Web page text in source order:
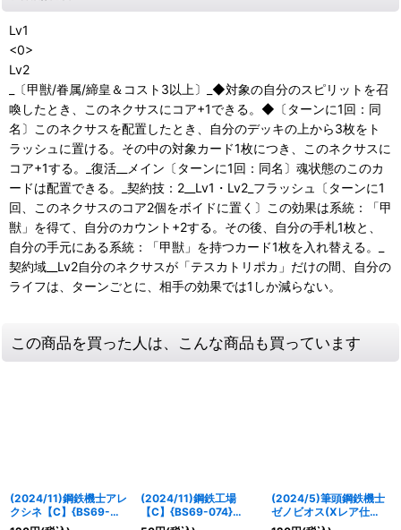
Lv1
<0>
Lv2
_〔甲獣/眷属/締皇＆コスト3以上〕_◆対象の自分のスピリットを召
喚したとき、このネクサスにコア+1できる。◆〔ターンに1回：同
名〕このネクサスを配置したとき、自分のデッキの上から3枚をト
ラッシュに置ける。その中の対象カード1枚につき、このネクサスに
コア+1する。_復活__メイン〔ターンに1回：同名〕魂状態のこのカ
ードは配置できる。_契約技：2__Lv1・Lv2_フラッシュ〔ターンに1
回、このネクサスのコア2個をボイドに置く〕この効果は系統：「甲
獣」を得て、自分のカウント+2する。その後、自分の手札1枚と、
自分の手元にある系統：「甲獣」を持つカード1枚を入れ替える。_
契約域__Lv2自分のネクサスが「テスカトリポカ」だけの間、自分の
ライフは、ターンごとに、相手の効果では1しか減らない。
この商品を買った人は、こんな商品も買っています
(2024/11)鋼鉄機士アレ
クシネ【C】{BS69-
040}《白》
(2024/11)鋼鉄工場
【C】{BS69-074}
《白》
(2024/5)筆頭鋼鉄機士
ゼノビオス(Xレア仕
様/LM2024収録)【M】